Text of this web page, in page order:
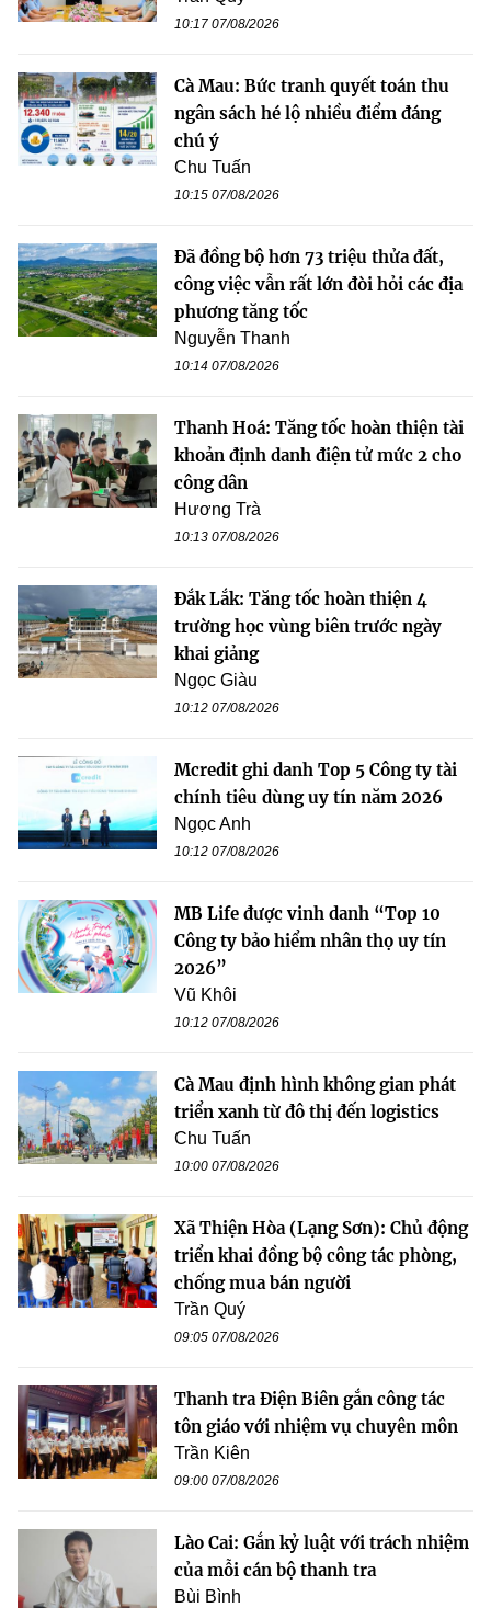
10:17 07/08/2026
Cà Mau: Bức tranh quyết toán thu
ngân sách hé lộ nhiều điểm đáng
chú ý
Chu Tuấn
10:15 07/08/2026
Đã đồng bộ hơn 73 triệu thửa đất,
công việc vẫn rất lớn đòi hỏi các địa
phương tăng tốc
Nguyễn Thanh
10:14 07/08/2026
Thanh Hoá: Tăng tốc hoàn thiện tài
khoản định danh điện tử mức 2 cho
công dân
Hương Trà
10:13 07/08/2026
Đắk Lắk: Tăng tốc hoàn thiện 4
trường học vùng biên trước ngày
khai giảng
Ngọc Giàu
10:12 07/08/2026
Mcredit ghi danh Top 5 Công ty tài
chính tiêu dùng uy tín năm 2026
Ngọc Anh
10:12 07/08/2026
MB Life được vinh danh “Top 10
Công ty bảo hiểm nhân thọ uy tín
2026”
Vũ Khôi
10:12 07/08/2026
Cà Mau định hình không gian phát
triển xanh từ đô thị đến logistics
Chu Tuấn
10:00 07/08/2026
Xã Thiện Hòa (Lạng Sơn): Chủ động
triển khai đồng bộ công tác phòng,
chống mua bán người
Trần Quý
09:05 07/08/2026
Thanh tra Điện Biên gắn công tác
tôn giáo với nhiệm vụ chuyên môn
Trần Kiên
09:00 07/08/2026
Lào Cai: Gắn kỷ luật với trách nhiệm
của mỗi cán bộ thanh tra
Bùi Bình